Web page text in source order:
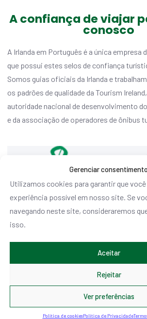
Gerenciar consentimento
Utilizamos cookies para garantir que
experiência possível em nosso site. Se
navegando neste site, consideraremos
isso.
Aceitar
Rejeitar
Ver preferências
Política de cookiesPolítica de Privacidade
A confiança de viajar
conosco
A Irlanda em Português é a única empresa
que possui estes selos de confiança
Somos guias oficiais da Irlanda e
os padrões de qualidade da Tourism
autoridade nacional de desenvolvimento
e da associação de operadores de ônibus
35894